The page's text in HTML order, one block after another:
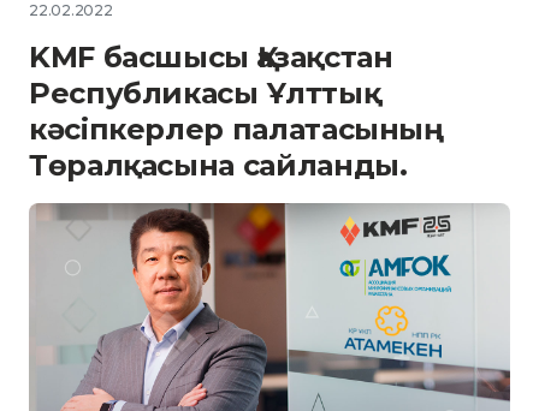
22.02.2022
KMF басшысы Қазақстан
Республикасы Ұлттық
кәсіпкерлер палатасының
Төралқасына сайланды.